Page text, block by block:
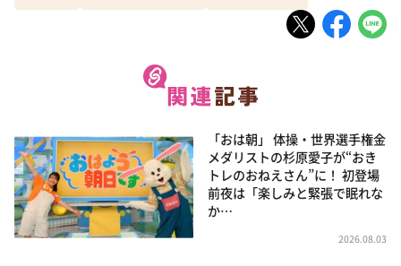
「おは朝」 体操・世界選手権金
メダリストの杉原愛子が“おき
トレのおねえさん”に！ 初登場
前夜は「楽しみと緊張で眠れな
か…
2026.08.03